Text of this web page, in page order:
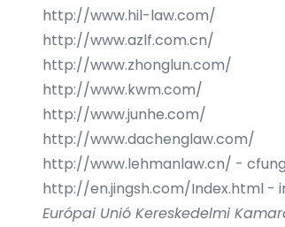
http://www.hil-law.com/
http://www.azlf.com.cn/
http://www.zhonglun.com/
http://www.kwm.com/
http://www.junhe.com/
http://www.dachenglaw.com/
http://www.lehmanlaw.cn/ -
http://en.jingsh.com/Index.html -
Európai Unió Kereskedelmi